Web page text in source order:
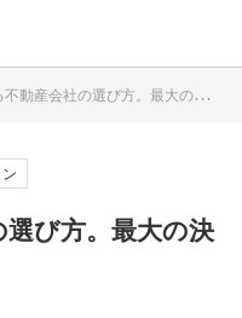
会社の選び方。最大の決め手は〇〇(熊澤様)
び方。最大の決